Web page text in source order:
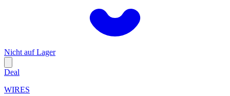
Nicht auf Lager
Deal
WIRES